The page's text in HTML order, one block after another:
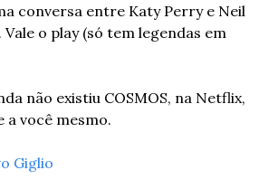
conversa entre Katy Perry e Neil
Vale o play (só tem legendas em
não existiu COSMOS, na Netflix,
a você mesmo.
Giglio